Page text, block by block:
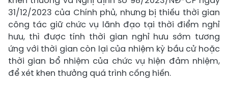
31/12/2023 của Chính phủ, nhưng bị thiếu thời gian
công tác giữ chức vụ lãnh đạo tại thời điểm nghỉ
hưu, thì được tính thời gian nghỉ hưu sớm tương
ứng với thời gian còn lại của nhiệm kỳ bầu cử hoặc
thời gian bổ nhiệm của chức vụ hiện đảm nhiệm,
để xét khen thưởng quá trình cống hiến.